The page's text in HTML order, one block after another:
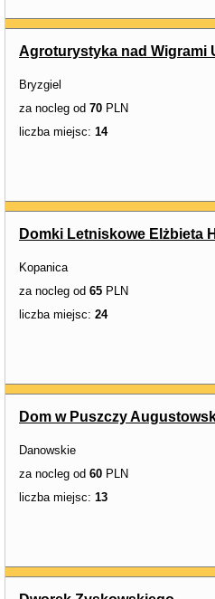
Agroturystyka nad Wigrami
Bryzgiel
za nocleg od 70 PLN
liczba miejsc: 14
Domki Letniskowe Elżbieta
Kopanica
za nocleg od 65 PLN
liczba miejsc: 24
Dom w Puszczy
Danowskie
za nocleg od 60 PLN
liczba miejsc: 13